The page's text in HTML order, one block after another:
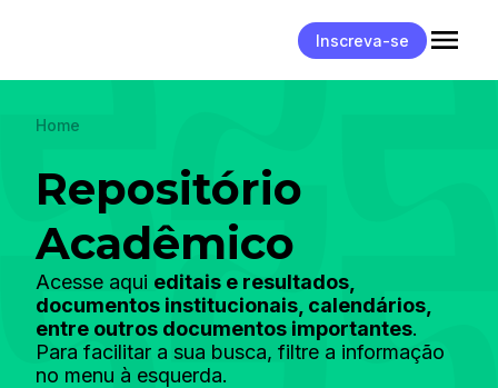
Inscreva-se
Home
Repositório
Acadêmico
Acesse aqui editais e resultados,
documentos institucionais, calendários,
entre outros documentos importantes.
Para facilitar a sua busca, filtre a informação
no menu à esquerda.